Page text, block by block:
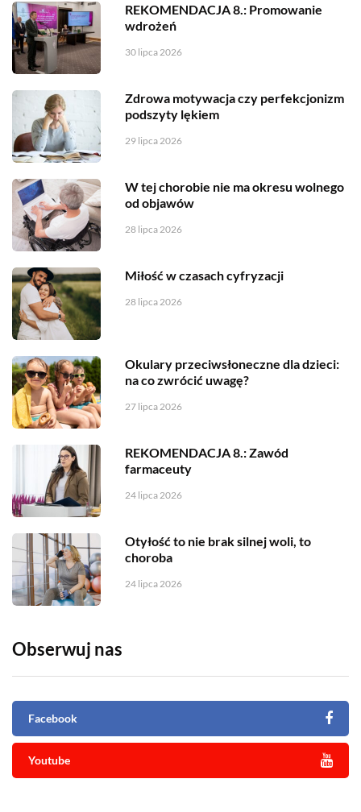
REKOMENDACJA 8.: Promowanie
wdrożeń
30 lipca 2026
Zdrowa motywacja czy perfekcjonizm
podszyty lękiem
29 lipca 2026
W tej chorobie nie ma okresu wolnego
od objawów
28 lipca 2026
Miłość w czasach cyfryzacji
28 lipca 2026
Okulary przeciwsłoneczne dla dzieci:
na co zwrócić uwagę?
27 lipca 2026
REKOMENDACJA 8.: Zawód
farmaceuty
24 lipca 2026
Otyłość to nie brak silnej woli, to
choroba
24 lipca 2026
Obserwuj nas
Facebook
Youtube